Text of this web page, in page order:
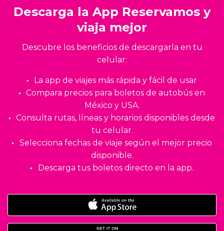
Descarga la App Reservamos y
viaja mejor
Descubre los beneficios de descargarla en tu
celular:
La app de viajes más rápida y fácil de usar
Compara precios para boletos de autobús en
México y USA.
Consulta rutas, líneas y horarios disponibles desde
tu celular.
Selecciona fechas de viaje según el mejor precio
disponible.
Descarga tus boletos directo en la app.